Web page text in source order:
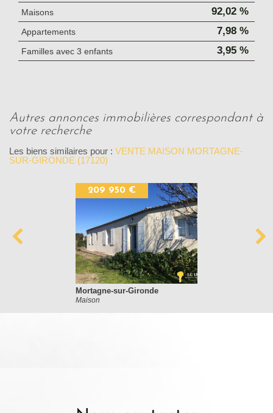
Maisons 92,02 %
Appartements 7,98 %
Familles avec 3 enfants 3,95 %
autres annonces immobilières correspondant à
votre recherche
Les biens similaires pour : VENTE MAISON MORTAGNE-
SUR-GIRONDE (17120)
209 950 €
Mortagne-sur-Gironde
Maison